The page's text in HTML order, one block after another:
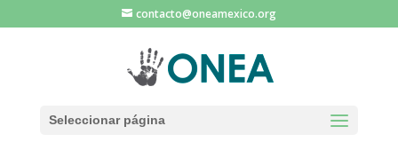
contacto@oneamexico.org
Seleccionar página